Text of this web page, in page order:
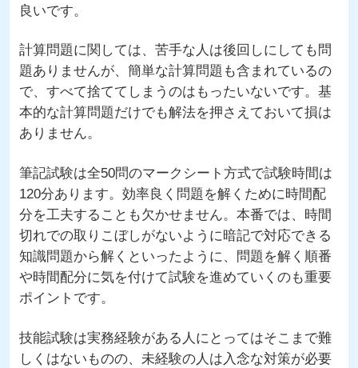
良いです。
計算問題に関しては、苦手な人は後回しにしても問
題ありませんが、簡単な計算問題も含まれているの
で、すべて捨ててしまうのはもったいないです。基
本的な計算問題だけでも解法を押さえておいて損は
ありません。
筆記試験は全50問のマークシート方式で試験時間は
120分あります。効率良く問題を解くために時間配
分を工夫することも欠かせません。本番では、時間
切れでの取りこぼしがないように暗記で対応できる
知識問題から解くといったように、問題を解く順番
や時間配分に気を付けて試験を進めていくのも重要
ポイントです。
技能試験は実務経験がある人にとってはそこまで難
しくはないものの、未経験の人は入念な対策が必要